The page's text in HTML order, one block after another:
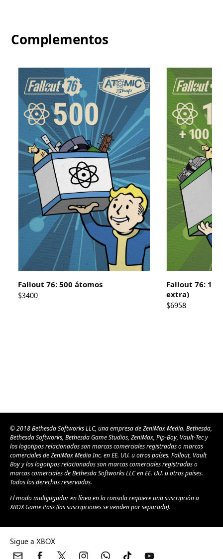
Complementos
Fallout 76: 500 átomos
$3400
Fallout 76:
extra)
$6958
© 2018 Bethesda Softworks LLC, una empresa de ZeniMax Media. Bethesda,
Bethesda Softworks, Bethesda Game Studios, ZeniMax, Pip-Boy, Vault-Tec y
los logotipos relacionados son marcas comerciales registradas o marcas
comerciales de ZeniMax Media Inc. en EE. UU. u otros países. Fallout, Vault
Boy y los logotipos relacionados son marcas comerciales registradas o
marcas comerciales de Bethesda Softworks LLC en EE. UU. u otros países.
Todos los derechos reservados.
El modo multijugador en línea en la consola requiere una suscripción a
XBOX Game Pass (las suscripciones se venden por separado).
Sigue a XBOX